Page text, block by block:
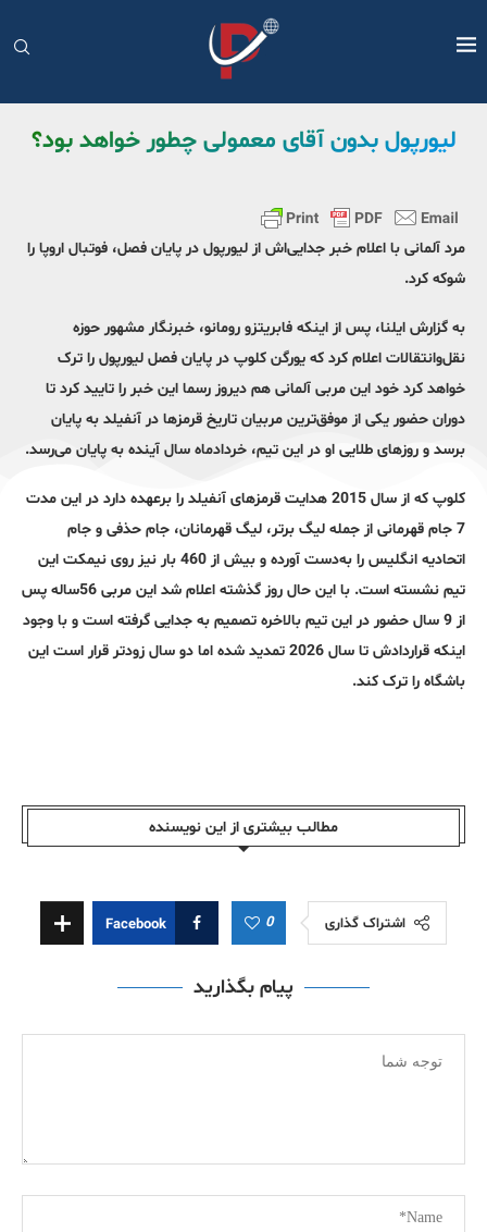
لیورپول بدون آقای معمولی چطور خواهد بود؟
مرد آلمانی با اعلام خبر جدایی‌اش از لیورپول در پایان فصل، فوتبال اروپا را
شوکه کرد.
به گزارش ایلنا، پس از اینکه فابریتزو رومانو، خبرنگار مشهور حوزه
نقل‌و‌انتقالات اعلام کرد که یورگن کلوپ در پایان فصل لیورپول را ترک
خواهد کرد خود این مربی آلمانی هم دیروز رسما این خبر را تایید کرد تا
دوران حضور یکی از موفق‌ترین مربیان تاریخ قرمزها در آنفیلد به پایان
برسد و روزهای طلایی او در این تیم، خردادماه سال آینده به پایان می‌رسد.
کلوپ که از سال 2015 هدایت قرمزهای آنفیلد را برعهده دارد در این مدت
7 جام قهرمانی از جمله لیگ برتر، لیگ قهرمانان، جام حذفی و جام
اتحادیه انگلیس را به‌دست آورده و بیش از 460 بار نیز روی نیمکت این
تیم نشسته است. با این حال روز گذشته اعلام شد این مربی 56‌ساله پس
از 9 سال حضور در این تیم بالاخره تصمیم به جدایی گرفته است و با وجود
اینکه قراردادش تا سال 2026 تمدید شده اما دو سال زودتر قرار است این
باشگاه را ترک کند.
مطالب بیشتری از این نویسندە
اشتراک گذاری 0
Facebook
پیام بگذارید